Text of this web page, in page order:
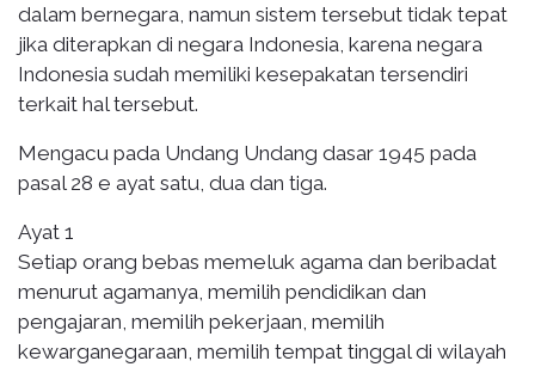
dalam bernegara, namun sistem tersebut tidak tepat
jika diterapkan di negara Indonesia, karena negara
Indonesia sudah memiliki kesepakatan tersendiri
terkait hal tersebut.
Mengacu pada Undang Undang dasar 1945 pada
pasal 28 e ayat satu, dua dan tiga.
Ayat 1
Setiap orang bebas memeluk agama dan beribadat
menurut agamanya, memilih pendidikan dan
pengajaran, memilih pekerjaan, memilih
kewarganegaraan, memilih tempat tinggal di wilayah